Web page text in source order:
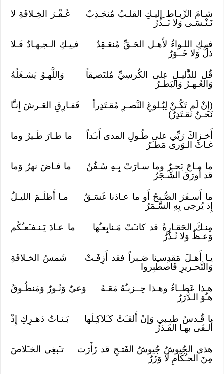
شـامَ الرِّبـاط ِإِليـكِ القلـبُ مُنجَـذِبٌ عُـقْـرَ الخِـلافَةِ لا
نَـنْـسَـى وَلا نَــذَرُ
فيـكِ اللـواءُ لأَهـل الحَـقِّ مُنعَـقِدٌ فـِيـكِ الـجـِهـادُ فَـلا
ذلٌّ وَلا خَــوَرُ
قُل للذَّليـلِ على الكُرسِيِّ مُلتَصـِقاً وَاللَّهـوُ يَشـغَلُهُ
وَالعُـهـرُ وَالبَطَـرُ
(إِنْ لَم تَكُـنْ لِبُـلوغِ النَّصـرِ مُقـتَدِراً فَفـارِقِ العَـرشَ إِنـَّا
نَحـنُ نَقـتَدِرُ)
أَخـزاكَ رَبِّي على طُـولِ المدى أَبـَداً ما طـارَ طَـيرٌ وما
غـاثَ الـوَرى مَطـَرُ
ما مـاجَ بَحـرٌ وما سـارَتْ بِـهِ سُـفُنٌ ما فـاضَ نهرٌ وَما
قد أَورَقَ الشَّـجَرُ
ما أَسـفَرَ الصُّـبحُ أَو ما عـادَنا غَسَـقٌ مـا أَظلَـمَ الليـلُ
إِذ يُرجى بِهِ السَّـمَرُ
مِنـكَ الحَقـارةُ قد كانـَتْ مَـنابِعـُها ما عـادَ يَـنـفـَعـُكُم
وَعـظٌ وَلا نُـذُرُ
يـا أَهـلَ مَقدِسـِنا صَـبراً فقد أَزِفَـتْ شَمسُ الخـلافَةِ
وَالتَّحـريرِ فَاصطبِروا
هـذا عَطــاءُ وهـذا حِــزبـُهُ مَعَـهُ وَعيٌ وَنُـورٌ وَمَنطُـوقٌ
هـُوَ الـدُّرَرُ
يا قُـدسُ طيـبي وَإنْ أَلقـَتْ كـَلاكِـلَها بَـنـاتُ دَهـرِكِ إِذْ
أَلـقَى بهـا القَـدَرُ
هذي الجُيوشُ جُيوشُ الفَتـحِ قد زَأَرَت تـَبغِي الخـَلاصَ
مِنَ الحـُكَّامِ لا وَزَرُ